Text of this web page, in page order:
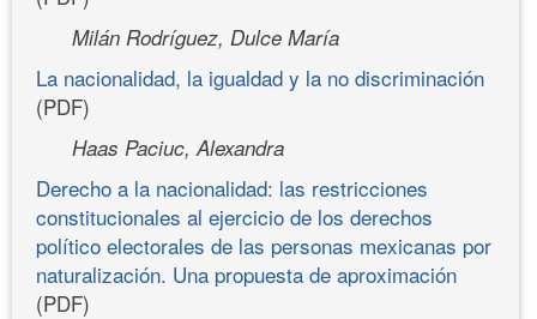
Milán Rodríguez, Dulce María
La nacionalidad, la igualdad y la no discriminación
(PDF)
Haas Paciuc, Alexandra
Derecho a la nacionalidad: las restricciones
constitucionales al ejercicio de los derechos
político electorales de las personas mexicanas por
naturalización. Una propuesta de aproximación
(PDF)